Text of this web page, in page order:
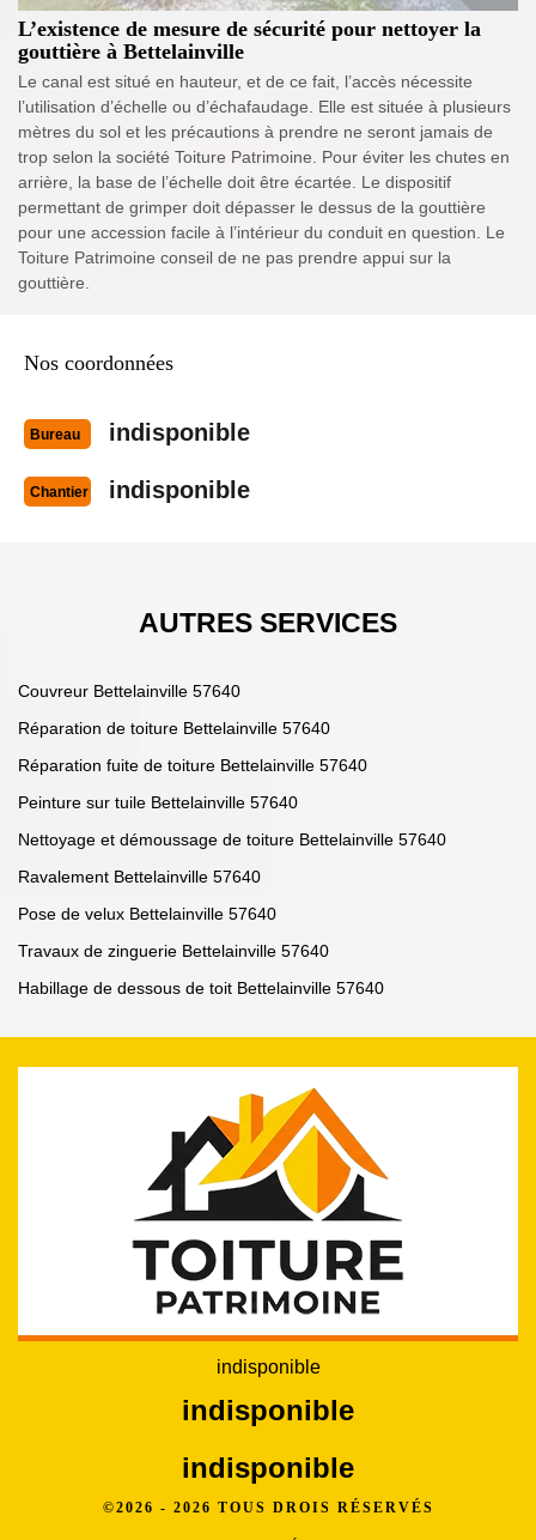
L’existence de mesure de sécurité pour nettoyer la
gouttière à Bettelainville
Le canal est situé en hauteur, et de ce fait, l’accès nécessite
l’utilisation d’échelle ou d’échafaudage. Elle est située à plusieurs
mètres du sol et les précautions à prendre ne seront jamais de
trop selon la société Toiture Patrimoine. Pour éviter les chutes en
arrière, la base de l’échelle doit être écartée. Le dispositif
permettant de grimper doit dépasser le dessus de la gouttière
pour une accession facile à l’intérieur du conduit en question. Le
Toiture Patrimoine conseil de ne pas prendre appui sur la
gouttière.
Nos coordonnées
Bureau indisponible
Chantier indisponible
AUTRES SERVICES
Couvreur Bettelainville 57640
Réparation de toiture Bettelainville 57640
Réparation fuite de toiture Bettelainville 57640
Peinture sur tuile Bettelainville 57640
Nettoyage et démoussage de toiture Bettelainville 57640
Ravalement Bettelainville 57640
Pose de velux Bettelainville 57640
Travaux de zinguerie Bettelainville 57640
Habillage de dessous de toit Bettelainville 57640
indisponible
indisponible
indisponible
©2026 - 2026 TOUS DROIS RÉSERVÉS